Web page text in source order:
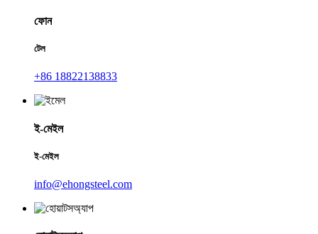
ফোন
টেল
+86 18822138833
ই-মেইল
ই-মেইল
info@ehongsteel.com